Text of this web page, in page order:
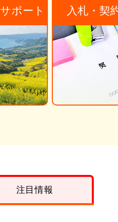
ポート 入札・契
注目情報